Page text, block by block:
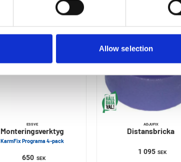
Allow selection
ESSVE
Monteringsverktyg
KarmFix Programa 4-pack
650 SEK
ADJUFIX
Distansbricka
1 095 SEK